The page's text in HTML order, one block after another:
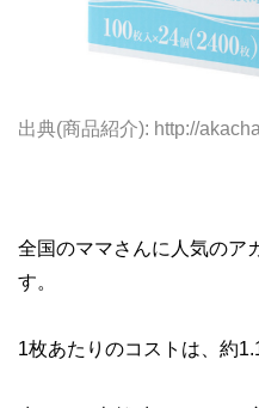
出典(商品紹介): http://
全国のママさんに人気のア
す。
1枚あたりのコストは、約